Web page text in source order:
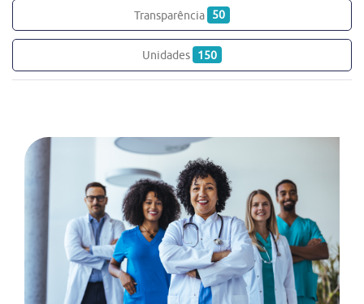
Transparência 50
Unidades 150